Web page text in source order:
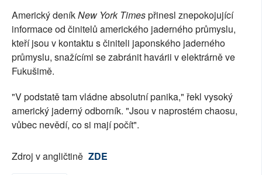
Americký deníkNew York Timespřinesl znepokojující
informace od činitelů amerického jaderného průmyslu,
kteří jsou v kontaktu s činiteli japonského jaderného
průmyslu, snažícími se zabránit havárii v elektrárně ve
Fukušimě.
"V podstatě tam vládne absolutní panika," řekl vysoký
americký jaderný odborník. "Jsou v naprostém chaosu,
vůbec nevědí, co si mají počít".
Zdroj v angličtině ZDE